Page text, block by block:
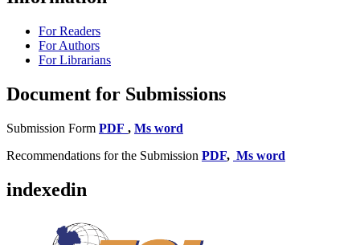
For Readers
For Authors
For Librarians
Document for Submissions
Submission Form PDF , Ms word
Recommendations for the Submission PDF, Ms word
indexedin